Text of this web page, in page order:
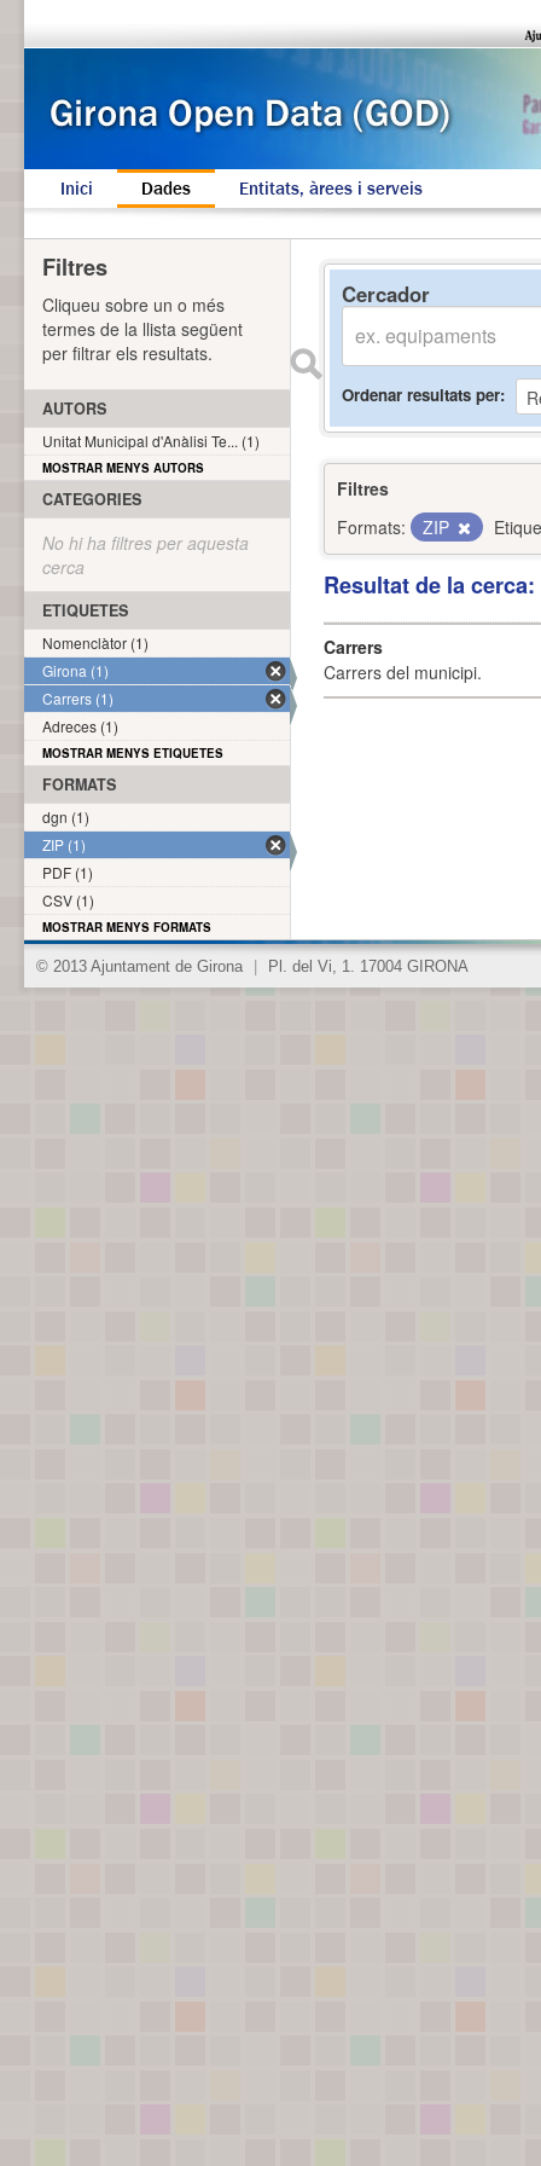
Inici Dades Entitats, àrees i serveis
Cercador
Ordenar resultats per
Filtres
Formats:
ZIP
Resultat de la
Carrers
Carrers del municipi.
Filtres
Cliqueu sobre un o més
termes de la llista següent
per filtrar els resultats.
AUTORS
Unitat Municipal d'Anàlisi Te... (1)
MOSTRAR MENYS AUTORS
CATEGORIES
No hi ha filtres per aquesta
cerca
ETIQUETES
Nomenclàtor (1)
Girona (1)
Carrers (1)
Adreces (1)
MOSTRAR MENYS ETIQUETES
FORMATS
dgn (1)
ZIP (1)
PDF (1)
CSV (1)
MOSTRAR MENYS FORMATS
© 2013 Ajuntament de Girona Pl. del Vi, 1. 17004 GIRONA